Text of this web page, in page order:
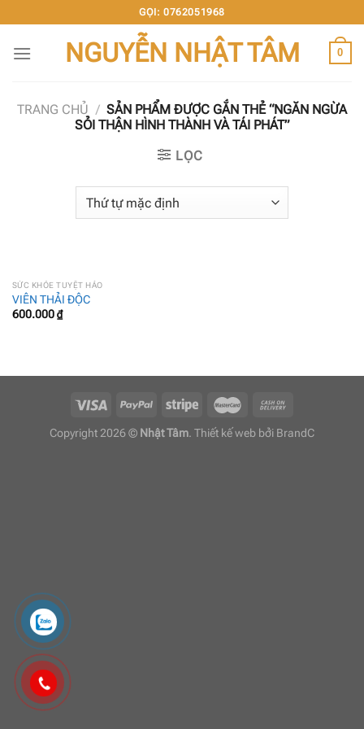
đến
nội
GỌI: 0762051968
NGUYỄN NHẬT TÂM 0
TRANG CHỦ / SẢN PHẨM ĐƯỢC GẮN THẺ “NGĂN NGỪA
SỎI THẬN HÌNH THÀNH VÀ TÁI PHÁT”
LỌC
SỨC KHỎE TUYỆT HẢO
VIÊN THẢI ĐỘC
600.000₫
Copyright 2026 © Nhật Tâm. Thiết kế web bởi BrandC